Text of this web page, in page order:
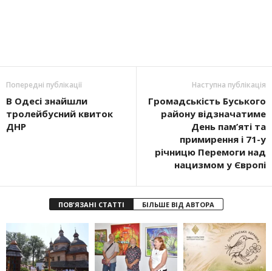
Попередні публікації
В Одесі знайшли
тролейбусний квиток
ДНР
Наступна публікація
Громадськість Буського
району відзначатиме
День пам’яті та
примирення і 71-у
річницю Перемоги над
нацизмом у Європі
ПОВ'ЯЗАНІ СТАТТІ БІЛЬШЕ ВІД АВТОРА